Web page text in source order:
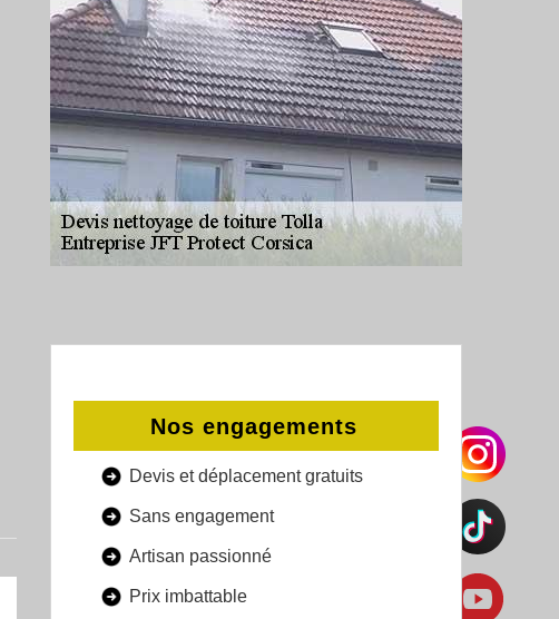
Nos engagements
Devis et déplacement gratuits
Sans engagement
Artisan passionné
Prix imbattable